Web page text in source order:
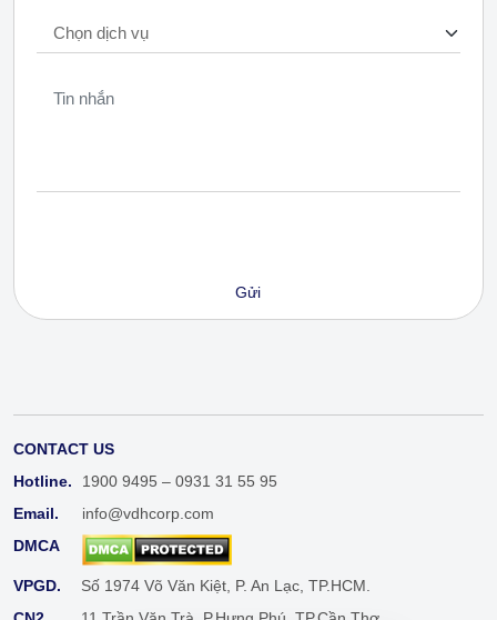
CONTACT US
Hotline.
1900 9495 – 0931 31 55 95
Email.
info@vdhcorp.com
DMCA
VPGD.
Số 1974 Võ Văn Kiệt, P. An Lạc, TP.HCM.